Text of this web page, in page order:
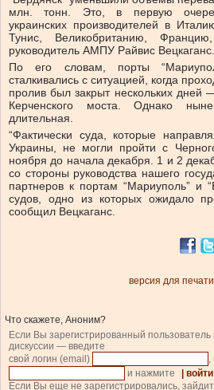
млн. тонн. Это, в первую
украинских производителей в
Тунис, Великобританию,
руководитель АМПУ Райвис Вецкаганс.
По его словам, порты
сталкивались с ситуацией, когда
пролив был закрыт нескольких
Керченского моста. Однако
длительная.
“Фактически суда, которые
Украины, не могли пройти с
ноября до начала декабря. 1 и 2
со стороны руководства нашего
партнеров к портам “Мариуполь” и
судов, одно из которых ожидало
сообщил Вецкаганс.
версия для
Что скажете, Аноним?
Если Вы зарегистрированный пользователь
дискуссии — введите
свой логин (email)
,
и нажмите
| войти |
Если Вы еще не зарегистрировались,